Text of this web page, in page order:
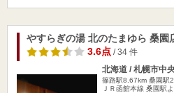
やすらぎの湯 北のたまゆら 桑園
3.6点/ 34 件
北海道 / 札幌市中
篠路駅8.67km 桑園駅
ＪＲ函館本線 桑園駅